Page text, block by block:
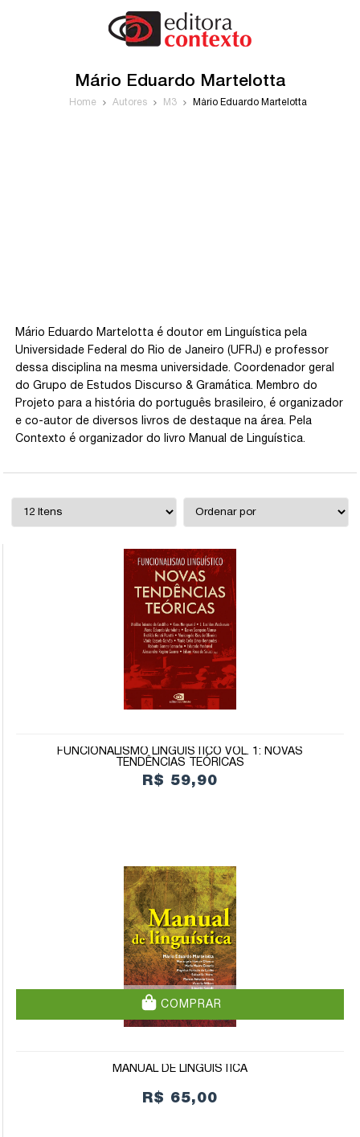
Mário Eduardo Martelotta
Home Autores M3 Mário Eduardo Martelotta
Mário Eduardo Martelotta é doutor em Linguística pela
Universidade Federal do Rio de Janeiro (UFRJ) e professor
dessa disciplina na mesma universidade. Coordenador geral
do Grupo de Estudos Discurso & Gramática. Membro do
Projeto para a história do português brasileiro, é organizador
e co-autor de diversos livros de destaque na área. Pela
Contexto é organizador do livro Manual de Linguística.
FUNCIONALISMO LINGUÍSTICO VOL. 1: NOVAS
TENDÊNCIAS TEÓRICAS
R$ 59,90
COMPRAR
MANUAL DE LINGUÍSTICA
R$ 65,00